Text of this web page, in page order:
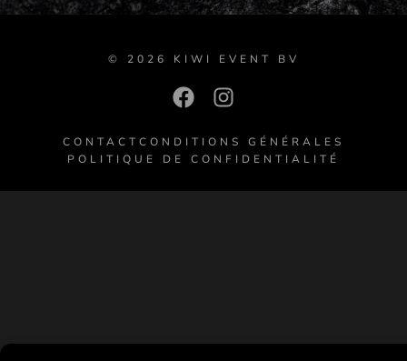
© 2026 KIWI EVENT BV
CONTACT CONDITIONS GÉNÉRALES
POLITIQUE DE CONFIDENTIALITÉ